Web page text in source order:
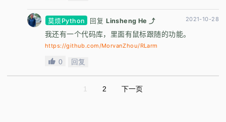
莫烦Python 回复 Linsheng He ⤴ 2021-10-28
我还有一个代码库，里面有鼠标跟随的功能。
https://github.com/MorvanZhou/RLarm
0 回复
1 2 下一页